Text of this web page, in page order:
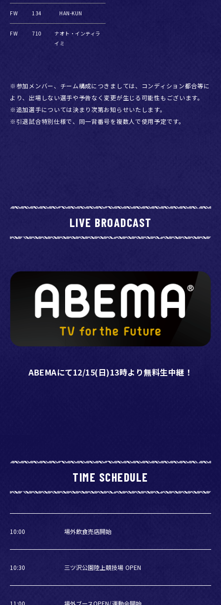
FW 134 HAN-KUN
FW 710
ナオト・インティラ
イミ
※参加メンバー、チーム構成につきましては、コンディション都合等に
より、出場しない選手や予告なく変更が生じる可能性もございます。
※追加選手については決まり次第お知らせいたします。
※引退試合特別仕様で、同一背番号を複数人で使用予定です。
LIVE BROADCAST
ABEMAにて12/15(日)13時より無料生中継！
TIME SCHEDULE
10:00 場外飲食売店開始
10:30 三ツ沢公園陸上競技場 OPEN
11:00 場外ブースOPEN/運動会開始